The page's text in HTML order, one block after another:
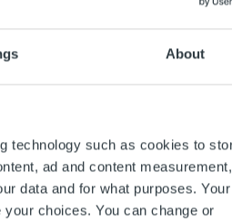
About
technology such as cookies to
ad and content measurement,
data and for what purposes. Your
choices. You can change or
ja ostolaskujen maailman
uuden oppimiseen ratkaisevat.
ja kykenet ottamaan
Lisäksi ymmärrät, mitä yhteen